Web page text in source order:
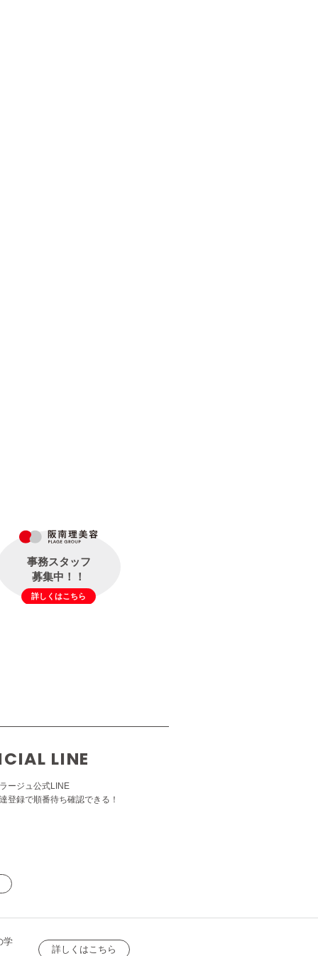
事務スタッフ
募集中！！
詳しくはこちら
LINE
ージュ公式LINE
登録で順番待ち確認できる！
学
詳しくはこちら